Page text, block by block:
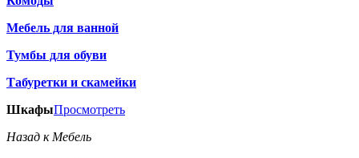
Мебель для ванной
Тумбы для обуви
Табуретки и скамейки
ШкафыПросмотреть
Назад к Мебель